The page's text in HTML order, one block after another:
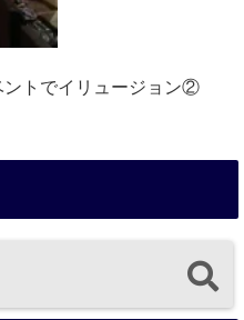
トでイリュージョン②